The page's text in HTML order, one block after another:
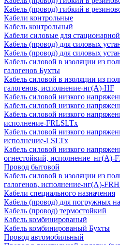
Кабель (провод) гибкий в
Кабели контрольные
Кабель контрольный
Кабели силовые для
Кабель (провод) для силовых
Кабель (провод) для силовых
Кабель силовой в изоляции из
галогенов Бухты
Кабель силовой в изоляции из
галогенов, исполнение-нг(А)-HF
Кабель силовой низкого
Кабель силовой низкого
Кабель силовой низкого
исполнение-FRLSLTx
Кабель силовой низкого
исполнение-LSLTx
Кабель силовой низкого
огнестойкий, исполнение–нг(А)-
Провод бытовой
Кабель силовой в изоляции из
галогенов, исполнение-нг(А)-
Кабели специального назначения
Кабель (провод) для погружных
Кабель (провод) термостойкий
Кабель комбинированый
Кабель комбинированый Бухты
Провод автомобильный